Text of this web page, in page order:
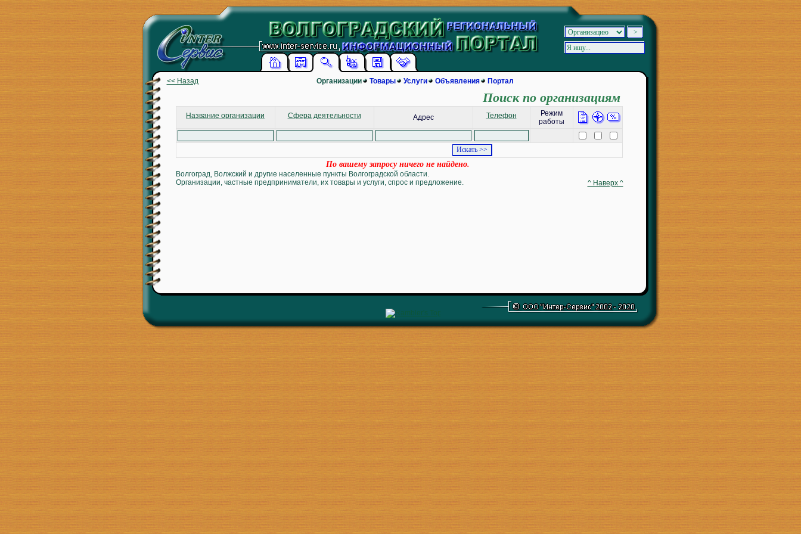
<< Назад Организации Товары Услуги Объявления Портал
Поиск по организациям
Название организации Сфера деятельности Адрес Телефон
Режим
работы
По вашему запросу ничего не найдено.
Волгоград, Волжский и другие населенные пункты Волгоградской области.
Организации, частные предприниматели, их товары и услуги, спрос и предложение.
^ Наверх ^